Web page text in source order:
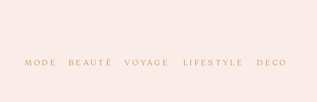
DECO
LIFESTYLE
VOYAGE
BEAUTÉ
MODE